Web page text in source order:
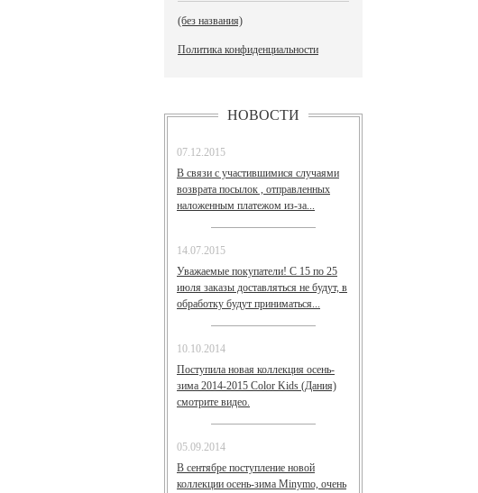
(без названия)
Политика конфиденциальности
НОВОСТИ
07.12.2015
В связи с участившимися случаями
возврата посылок , отправленных
наложенным платежом из-за...
14.07.2015
Уважаемые покупатели! С 15 по 25
июля заказы доставляться не будут, в
обработку будут приниматься...
10.10.2014
Поступила новая коллекция осень-
зима 2014-2015 Color Kids (Дания)
смотрите видео.
05.09.2014
В сентябре поступление новой
коллекции осень-зима Minymo, очень